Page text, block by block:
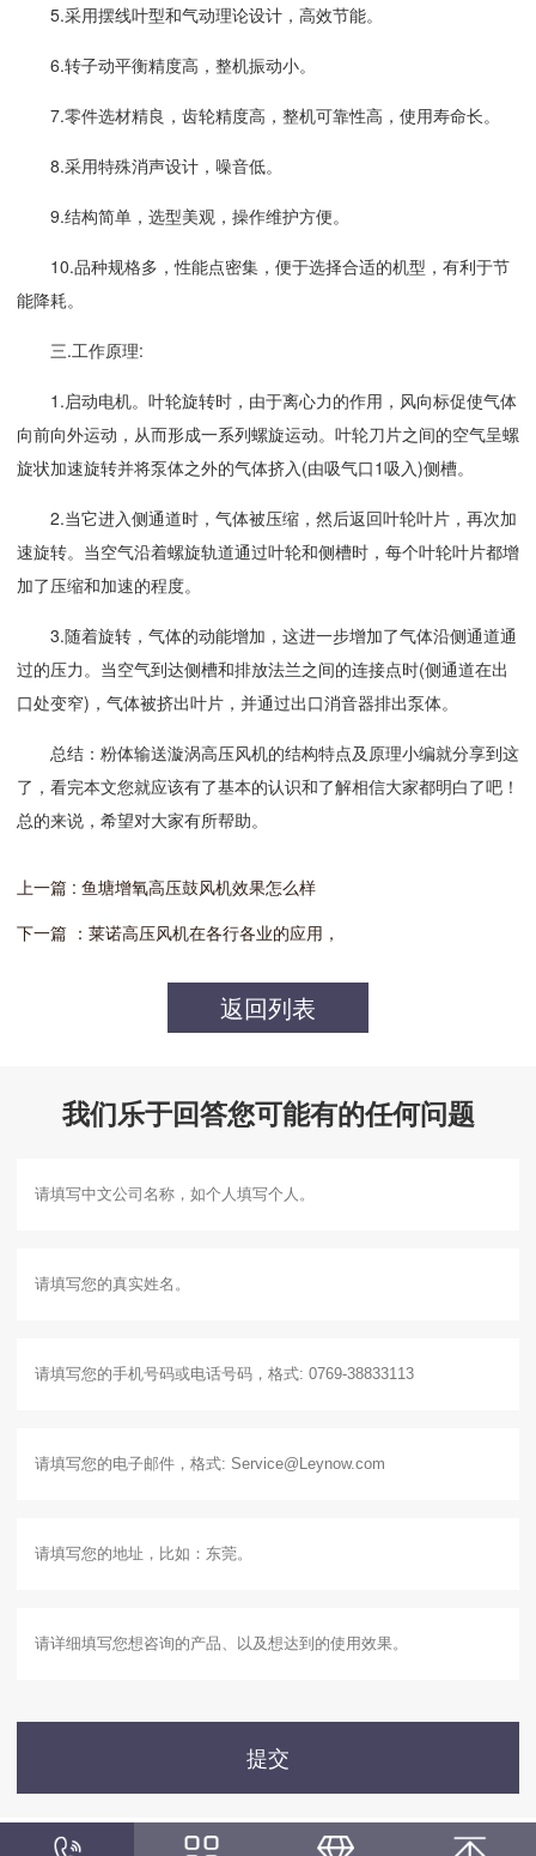
5.采用摆线叶型和气动理论设计，高效节能。
6.转子动平衡精度高，整机振动小。
7.零件选材精良，齿轮精度高，整机可靠性高，使用寿命长。
8.采用特殊消声设计，噪音低。
9.结构简单，选型美观，操作维护方便。
10.品种规格多，性能点密集，便于选择合适的机型，有利于节
能降耗。
三.工作原理:
1.启动电机。叶轮旋转时，由于离心力的作用，风向标促使气体
向前向外运动，从而形成一系列螺旋运动。叶轮刀片之间的空气呈螺
旋状加速旋转并将泵体之外的气体挤入(由吸气口1吸入)侧槽。
2.当它进入侧通道时，气体被压缩，然后返回叶轮叶片，再次加
速旋转。当空气沿着螺旋轨道通过叶轮和侧槽时，每个叶轮叶片都增
加了压缩和加速的程度。
3.随着旋转，气体的动能增加，这进一步增加了气体沿侧通道通
过的压力。当空气到达侧槽和排放法兰之间的连接点时(侧通道在出
口处变窄)，气体被挤出叶片，并通过出口消音器排出泵体。
总结：粉体输送漩涡高压风机的结构特点及原理小编就分享到这
了，看完本文您就应该有了基本的认识和了解相信大家都明白了吧！
总的来说，希望对大家有所帮助。
上一篇 : 鱼塘增氧高压鼓风机效果怎么样
下一篇 ：莱诺高压风机在各行各业的应用，
返回列表
我们乐于回答您可能有的任何问题